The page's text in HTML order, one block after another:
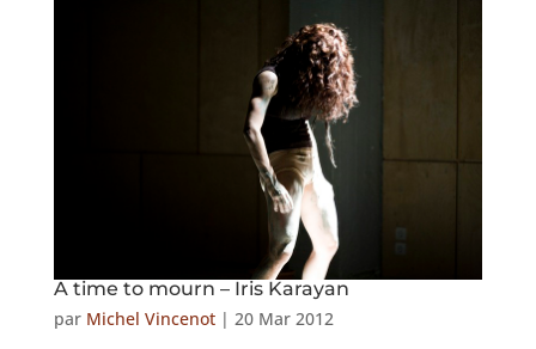
A time to mourn – Iris Karayan
par Michel Vincenot| 20 Mar 2012